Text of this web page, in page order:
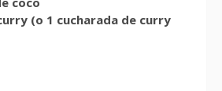
(o 1 cucharada de curry